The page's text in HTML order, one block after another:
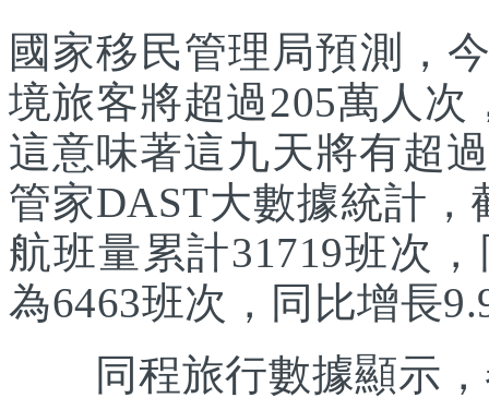
國家移民管理局預測，
境旅客將超過205萬人次
這意味著這九天將有超
管家DAST大數據統計
航班量累計31719班次
為6463班次，同比增長
同程旅行數據顯示，